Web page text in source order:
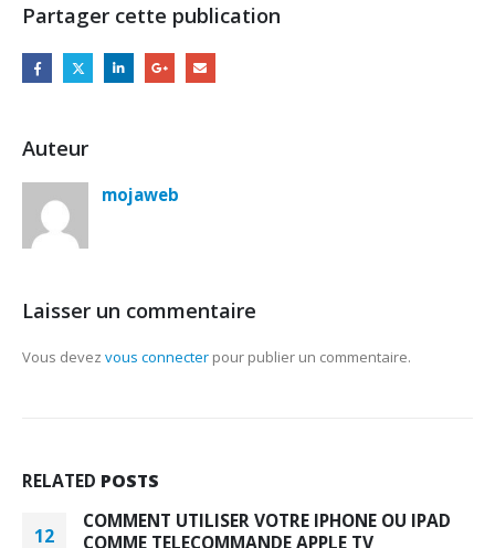
Partager cette publication
Auteur
mojaweb
Laisser un commentaire
Vous devez vous connecter pour publier un commentaire.
RELATED POSTS
12
COMMENT UTILISER VOTRE IPHONE OU IPAD
COMME TELECOMMANDE APPLE TV